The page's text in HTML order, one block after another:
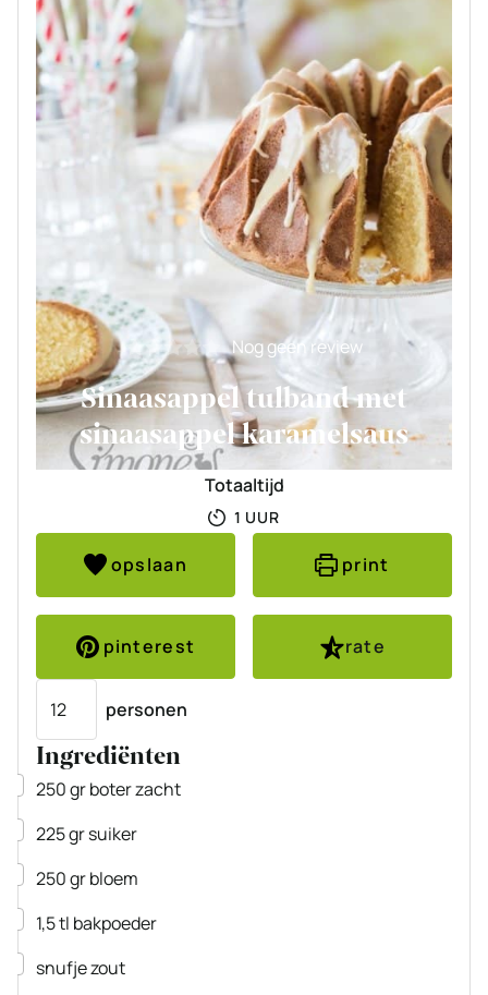
Nog geen review
Sinaasappel tulband met
sinaasappel karamelsaus
Totaaltijd
1 UUR
UUR
opslaan print
pinterest
rate
personen
Ingrediënten
▢
250grboterzacht
▢
225grsuiker
▢
250grbloem
▢
1,5tl bakpoeder
▢
snufje zout